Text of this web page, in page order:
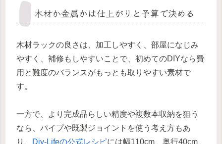
木材か金属かは仕上がりと予算で決める
木材ラックの良さは、加工しやすく、部屋になじみ
やすく、補修もしやすいことで、初めてのDIYなら費
用と難度のバランスがもっとも取りやすい素材で
す。
一方で、より完成品らしい精度や複数本収納を狙う
なら、パイプや既製ジョイントを使う考え方もあ
り、
Diy-Lifeの公式レシピには幅110cm、奥行40cm、